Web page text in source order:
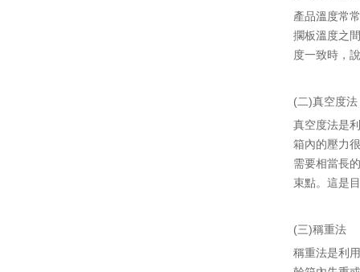
產品溫度常
擱板溫度之
度一致時，
(二)真空度法
真空度法是
箱內的壓力
需要相當長
束點。這是
(三)稱重法
稱重法是利